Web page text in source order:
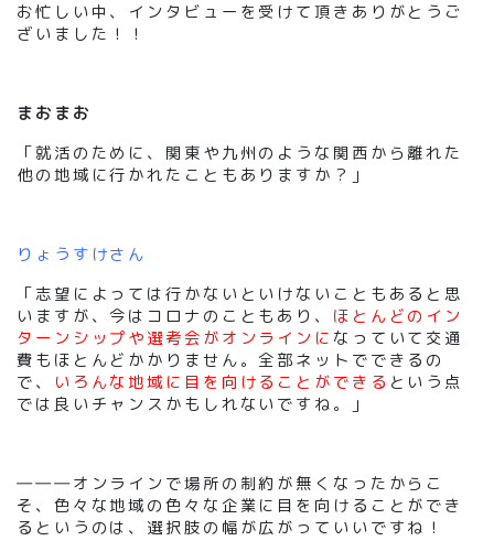
お忙しい中、インタビューを受けて頂きありがとうご
ざいました！！
まおまお
「就活のために、関東や九州のような関西から離れた
他の地域に行かれたこともありますか？」
りょうすけさん
「志望によっては行かないといけないこともあると思
いますが、今はコロナのこともあり、 ほとんどのイン
ターンシップや選考会がオンラインに なっていて交通
費もほとんどかかりません。全部ネットでできるの
で、
いろんな地域に目を向けることができる という点
では良いチャンスかもしれないですね。」
―――オンラインで場所の制約が無くなったからこ
そ、色々な地域の色々な企業に目を向けることができ
るというのは、選択肢の幅が広がっていいですね！